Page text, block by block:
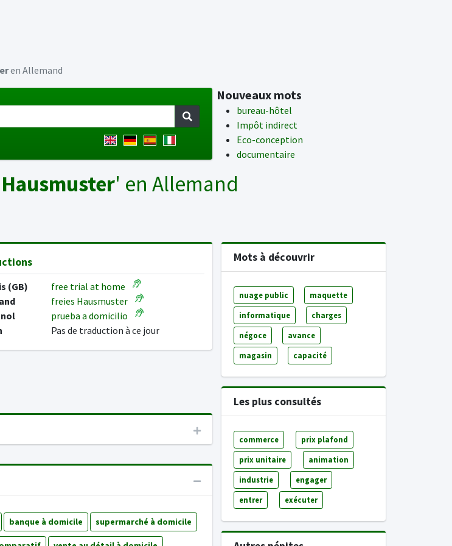
en Allemand
Nouveaux mots
bureau-hôtel
Impôt indirect
Eco-conception
documentaire
' en Allemand
(GB)
free trial at home
freies Hausmuster
prueba a domicilio
Pas de traduction à ce jour
banque à domicile supermarché à domicile
Mots à découvrir
nuage public maquette
informatique charges
négoce avance
magasin capacité
Les plus consultés
commerce prix plafond
prix unitaire animation
industrie engager
entrer exécuter